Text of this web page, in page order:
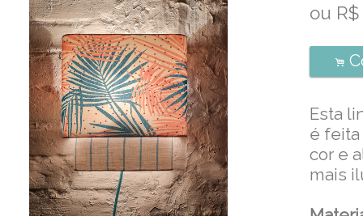
ou R$
.
Esta
é feita
cor e
mais